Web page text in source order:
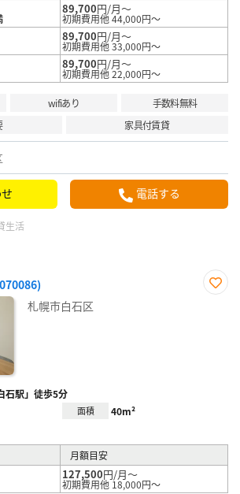
89,700円/月～
初期費用他 44,000円～
89,700円/月～
初期費用他 33,000円～
89,700円/月～
初期費用他 22,000円～
wifiあり
手数料無料
家具付賃貸
電話する
生活
札幌市白石区
石駅」徒歩5分
面積 40m²
月額目安
127,500円/月～
初期費用他 18,000円～